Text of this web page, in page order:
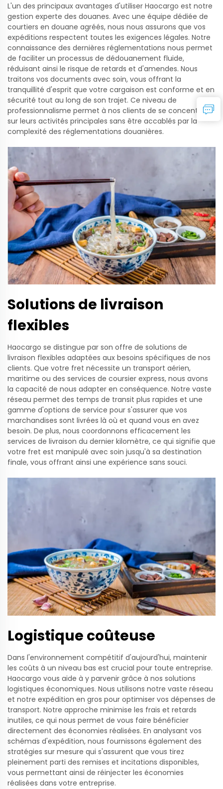
L'un des principaux avantages d'utiliser Haocargo est notre
gestion experte des douanes. Avec une équipe dédiée de
courtiers en douane agréés, nous nous assurons que vos
expéditions respectent toutes les exigences légales. Notre
connaissance des dernières réglementations nous permet
de faciliter un processus de dédouanement fluide,
réduisant ainsi le risque de retards et d'amendes. Nous
traitons vos documents avec soin, vous offrant la
tranquillité d'esprit que votre cargaison est conforme et en
sécurité tout au long de son trajet. Ce niveau de
professionnalisme permet à nos clients de se concentrer
sur leurs activités principales sans être accablés par la
complexité des réglementations douanières.
Solutions de livraison
flexibles
Haocargo se distingue par son offre de solutions de
livraison flexibles adaptées aux besoins spécifiques de nos
clients. Que votre fret nécessite un transport aérien,
maritime ou des services de coursier express, nous avons
la capacité de nous adapter en conséquence. Notre vaste
réseau permet des temps de transit plus rapides et une
gamme d'options de service pour s'assurer que vos
marchandises sont livrées là où et quand vous en avez
besoin. De plus, nous coordonnons efficacement les
services de livraison du dernier kilomètre, ce qui signifie que
votre fret est manipulé avec soin jusqu'à sa destination
finale, vous offrant ainsi une expérience sans souci.
Logistique coûteuse
Dans l'environnement compétitif d'aujourd'hui, maintenir
les coûts à un niveau bas est crucial pour toute entreprise.
Haocargo vous aide à y parvenir grâce à nos solutions
logistiques économiques. Nous utilisons notre vaste réseau
et notre expédition en gros pour optimiser vos dépenses de
transport. Notre approche minimise les frais et retards
inutiles, ce qui nous permet de vous faire bénéficier
directement des économies réalisées. En analysant vos
schémas d'expédition, nous fournissons également des
stratégies sur mesure qui s'assurent que vous tirez
pleinement parti des remises et incitations disponibles,
vous permettant ainsi de réinjecter les économies
réalisées dans votre entreprise.